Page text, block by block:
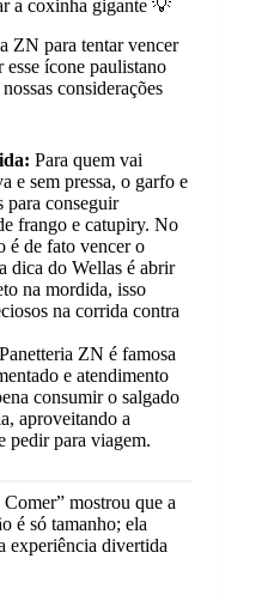
a coxinha gigante 💡
ZN para tentar vencer
esse ícone paulistano
considerações
Para quem vai
e sem pressa, o garfo e
para conseguir
frango e catupiry. No
é de fato vencer o
dica do Wellas é abrir
na mordida, isso
na corrida contra
ZN é famosa
e atendimento
consumir o salgado
aproveitando a
pedir para viagem.
mostrou que a
é só tamanho; ela
experiência divertida